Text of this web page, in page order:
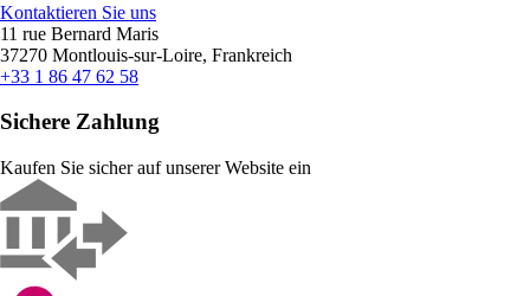
Kontaktieren Sie uns
11 rue Bernard Maris
37270 Montlouis-sur-Loire, Frankreich
+33 1 86 47 62 58
Sichere Zahlung
Kaufen Sie sicher auf unserer Website ein